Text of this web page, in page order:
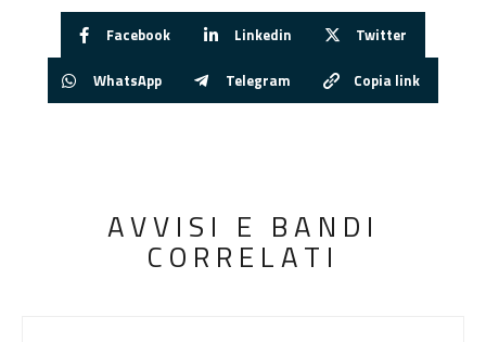
Facebook Linkedin Twitter
WhatsApp Telegram Copia link
AVVISI E BANDI
CORRELATI